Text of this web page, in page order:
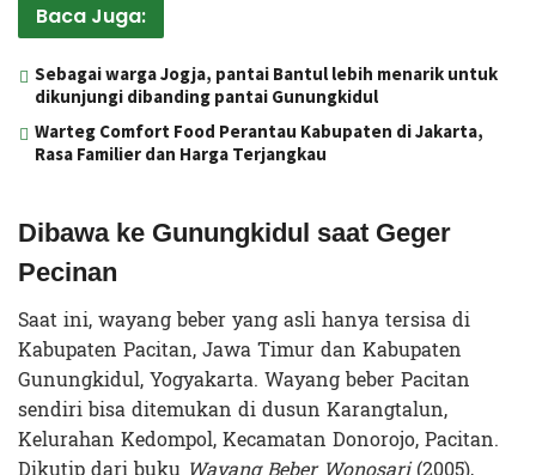
Baca Juga:
Sebagai warga Jogja, pantai Bantul lebih menarik untuk
dikunjungi dibanding pantai Gunungkidul
Warteg Comfort Food Perantau Kabupaten di Jakarta,
Rasa Familier dan Harga Terjangkau
Dibawa ke Gunungkidul saat Geger
Pecinan
Saat ini, wayang beber yang asli hanya tersisa di
Kabupaten Pacitan, Jawa Timur dan Kabupaten
Gunungkidul, Yogyakarta. Wayang beber Pacitan
sendiri bisa ditemukan di dusun Karangtalun,
Kelurahan Kedompol, Kecamatan Donorojo, Pacitan.